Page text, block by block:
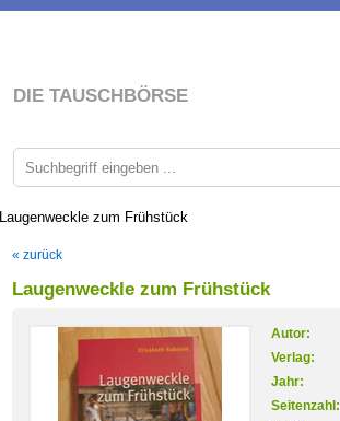
DIE TAUSCHBÖRSE
Laugenweckle zum Frühstück
« zurück
Laugenweckle zum Frühstück
Autor:
Verlag:
Jahr:
Seitenzahl: